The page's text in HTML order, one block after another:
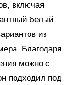
включая
белый
из
Благодаря
можно с
подходил под